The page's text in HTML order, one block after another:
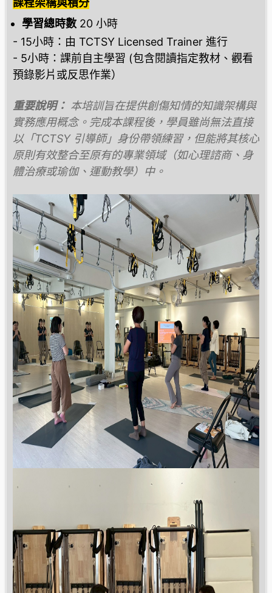
課程架構與積分
學習總時數 20 小時
- 15小時：由 TCTSY Licensed Trainer 進行
- 5小時：課前自主學習 (包含閱讀指定教材、觀看
預錄影片或反思作業）
重要說明： 本培訓旨在提供創傷知情的知識架構與
實務應用概念。完成本課程後，學員雖尚無法直接
以「TCTSY 引導師」身份帶領練習，但能將其核心
原則有效整合至原有的專業領域（如心理諮商、身
體治療或瑜伽、運動教學）中。